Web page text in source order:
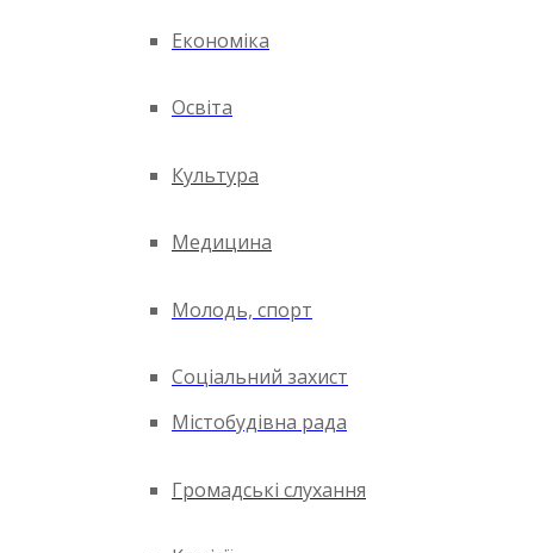
Економіка
Освіта
Культура
Медицина
Молодь, спорт
Соціальний захист
Містобудівна рада
Громадські слухання